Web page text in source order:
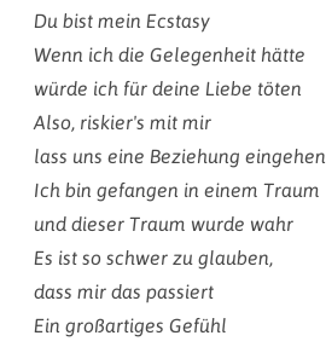
Du bist mein Ecstasy
Wenn ich die Gelegenheit hätte
würde ich für deine Liebe töten
Also, riskier's mit mir
lass uns eine Beziehung eingehen
Ich bin gefangen in einem Traum
und dieser Traum wurde wahr
Es ist so schwer zu glauben,
dass mir das passiert
Ein großartiges Gefühl